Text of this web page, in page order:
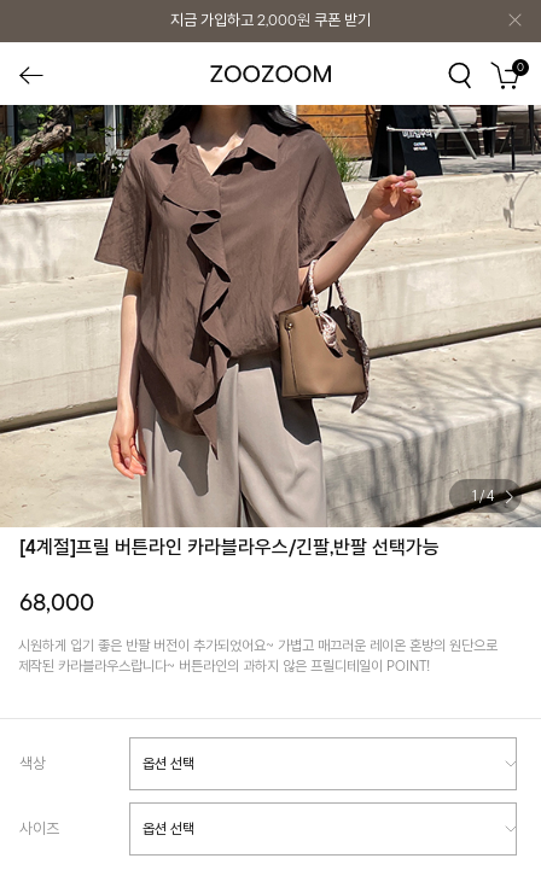
지금 가입하고 2,000원 쿠폰 받기
0
1/4
[4계절]프릴 버튼라인 카라블라우스/긴팔,반팔 선택가능
68,000
시원하게 입기 좋은 반팔 버전이 추가되었어요~ 가볍고 매끄러운 레이온 혼방의 원단으로
제작된 카라블라우스랍니다~ 버튼라인의 과하지 않은 프릴디테일이 POINT!
색상
사이즈